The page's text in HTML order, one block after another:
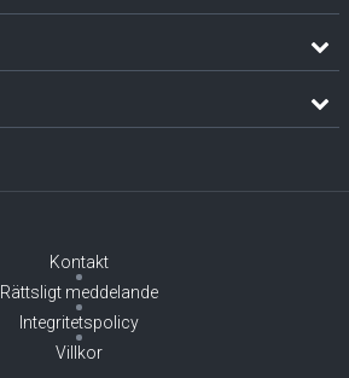
Kontakt
Rättsligt meddelande
Integritetspolicy
Villkor